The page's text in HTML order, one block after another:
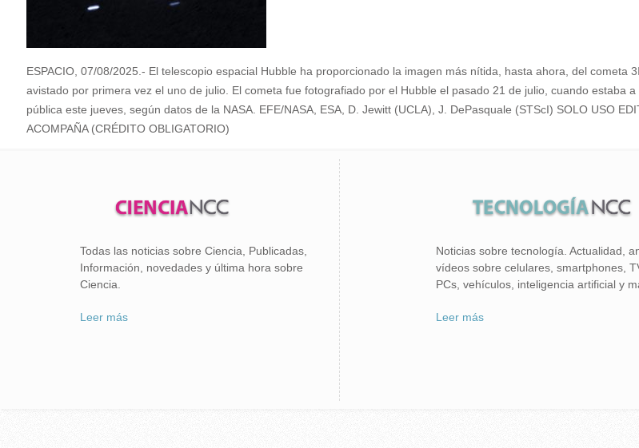
ESPACIO, 07/08/2025.- El telescopio espacial Hubble ha proporcionado la imagen más nítida, hasta ahora, del cometa
avistado por primera vez el uno de julio. El cometa fue fotografiado por el Hubble el pasado 21 de julio, cuando estaba
pública este jueves, según datos de la NASA. EFE/NASA, ESA, D. Jewitt (UCLA), J. DePasquale (STScI) SOLO USO
ACOMPAÑA (CRÉDITO OBLIGATORIO)
Todas las noticias sobre Ciencia, Publicadas,
Información, novedades y última hora sobre
Ciencia.
Leer más
Noticias sobre tecnología. Actualidad,
vídeos sobre celulares, smartphones,
PCs, vehículos, inteligencia artificial y
Leer más